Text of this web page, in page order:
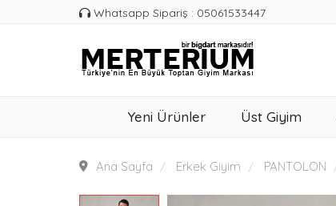
Whatsapp Sipariş : 05061533447
Yeni Ürünler Üst Giyim
Ana Sayfa Erkek Giyim PANTOLON